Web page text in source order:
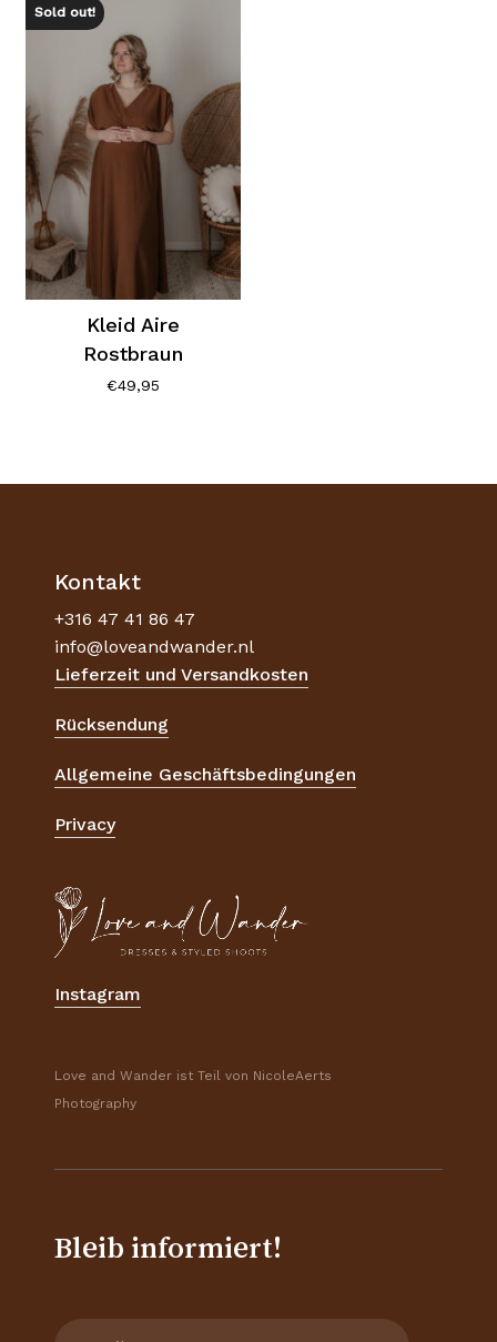
Es befinden sich keine Produkte im
Warenkorb.
Sold out!
Kleid Aire
Rostbraun
€49,95
Kontakt
+316 47 41 86 47
info@loveandwander.nl
Lieferzeit und Versandkosten
Rücksendung
Allgemeine Geschäftsbedingungen
Privacy
Instagram
Love and Wander ist Teil von NicoleAerts
Photography
Bleib informiert!